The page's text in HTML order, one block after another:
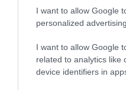
I want to allow Google
personalized advertising.
I want to allow Google
related to analytics like
device identifiers in